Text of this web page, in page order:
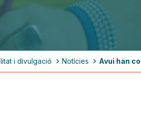
i divulgació Notícies Avui han